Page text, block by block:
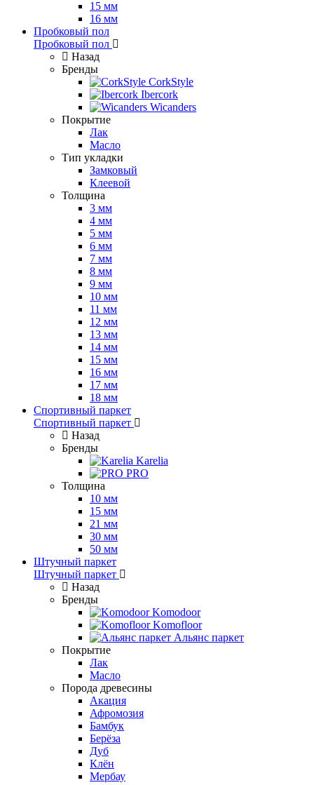
15 мм
16 мм
Пробковый пол
Пробковый пол
Назад
Бренды
CorkStyle
Ibercork
Wicanders
Покрытие
Лак
Масло
Тип укладки
Замковый
Клеевой
Толщина
3 мм
4 мм
5 мм
6 мм
7 мм
8 мм
9 мм
10 мм
11 мм
12 мм
13 мм
14 мм
15 мм
16 мм
17 мм
18 мм
Спортивный паркет
Спортивный паркет
Назад
Бренды
Karelia
PRO
Толщина
10 мм
15 мм
21 мм
30 мм
50 мм
Штучный паркет
Штучный паркет
Назад
Бренды
Komodoor
Komofloor
Альянс паркет
Покрытие
Лак
Масло
Порода древесины
Акация
Афромозия
Бамбук
Берёза
Дуб
Клён
Мербау